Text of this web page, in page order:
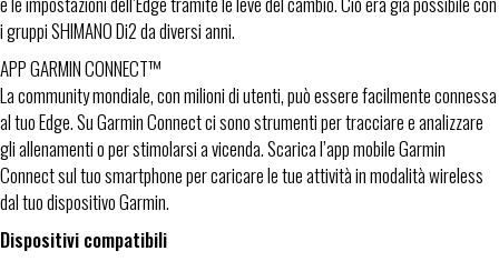
i gruppi SHIMANO Di2 da diversi anni.
APP GARMIN CONNECT™
La community mondiale, con milioni di utenti, può essere facilmente connessa
al tuo Edge. Su Garmin Connect ci sono strumenti per tracciare e analizzare
gli allenamenti o per stimolarsi a vicenda. Scarica l’app mobile Garmin
Connect sul tuo smartphone per caricare le tue attività in modalità wireless
dal tuo dispositivo Garmin.
Dispositivi compatibili